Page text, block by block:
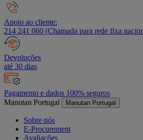
Apoio ao cliente:
214 241 060 (Chamada para rede fixa
Devoluções
até 30 dias
Pagamento e dados 100% seguros
Manutan Portugal
Manutan Portugal
Sobre nós
E-Procurement
Avaliações